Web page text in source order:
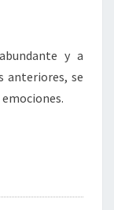
y a
anteriores, se